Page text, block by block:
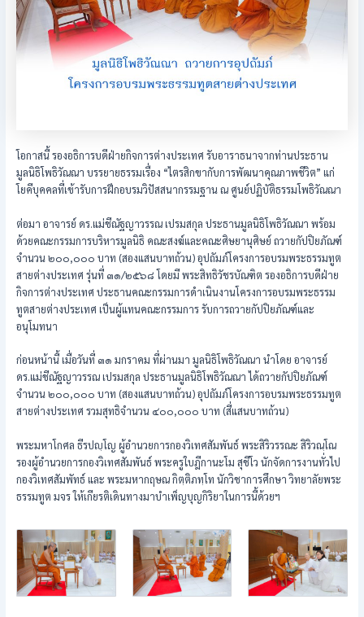
โอกาสนี้ รองอธิการบดีฝ่ายกิจการต่างประเทศ รับอาราธนาจากท่านประธาน
มูลนิธิโพธิวัณณา บรรยายธรรมเรื่อง “ไตรสิกขากับการพัฒนาคุณภาพชีวิต” แก่
โยคีบุคคลที่เข้ารับการฝึกอบรมวิปัสสนากรรมฐาน ณ ศูนย์ปฏิบัติธรรมโพธิวัณณา
ต่อมา อาจารย์ ดร.แม่ชีณัฐญาวรรณ เปรมสกุล ประธานมูลนิธิโพธิวัณณา พร้อม
ด้วยคณะกรรมการบริหารมูลนิธิ คณะสงฆ์และคณะศิษยานุศิษย์ ถวายกัปปิยภัณฑ์
จำนวน ๒๐๐,๐๐๐ บาท (สองแสนบาทถ้วน) อุปถัมภ์โครงการอบรมพระธรรมทูต
สายต่างประเทศ รุ่นที่ ๓๑/๒๕๖๘ โดยมี พระสิทธิวัชรบัณฑิต รองอธิการบดีฝ่าย
กิจการต่างประเทศ ประธานคณะกรรมการดำเนินงานโครงการอบรมพระธรรม
ทูตสายต่างประเทศ เป็นผู้แทนคณะกรรมการ รับการถวายกัปปิยภัณฑ์และ
อนุโมทนา
ก่อนหน้านี้ เมื่อวันที่ ๓๑ มกราคม ที่ผ่านมา มูลนิธิโพธิวัณณา นำโดย อาจารย์
ดร.แม่ชีณัฐญาวรรณ เปรมสกุล ประธานมูลนิธิโพธิวัณณา ได้ถวายกัปปิยภัณฑ์
จำนวน ๒๐๐,๐๐๐ บาท (สองแสนบาทถ้วน) อุปถัมภ์โครงการอบรมพระธรรมทูต
สายต่างประเทศ รวมสุทธิจำนวน ๔๐๐,๐๐๐ บาท (สี่แสนบาทถ้วน)
พระมหาโกศล ธีรปญฺโญ ผู้อำนวยการกองวิเทศสัมพันธ์ พระสิริวรรณะ สิริวณฺโณ
รองผู้อำนวยการกองวิเทศสัมพันธ์ พระครูใบฎีกานะโม สุชีโว นักจัดการงานทั่วไป
กองวิเทศสัมพัทธ์ และ พระมหากฤษณ กิตฺติภทฺโท นักวิชาการศึกษา วิทยาลัยพระ
ธรรมทูต มจร ให้เกียรติเดินทางมาบำเพ็ญบุญกิริยาในการนี้ด้วยฯ